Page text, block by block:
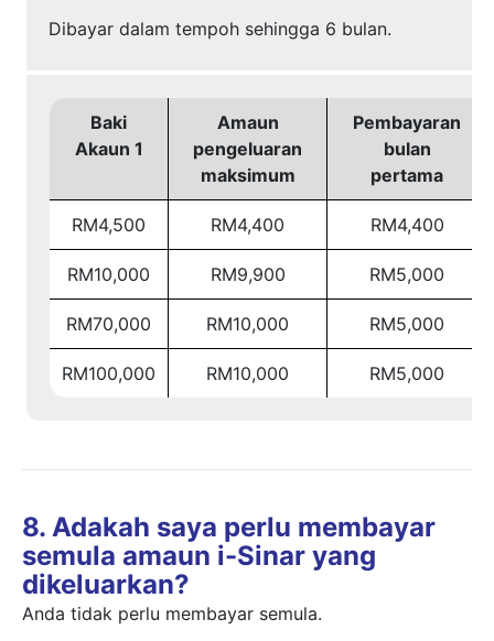
Dibayar dalam tempoh sehingga 6 bulan.
Baki
Akaun 1
Amaun
pengeluaran
maksimum
Pembayaran
bulan
pertama
RM4,500 RM4,400 RM4,400
RM10,000 RM9,900 RM5,000
RM70,000 RM10,000 RM5,000
RM100,000 RM10,000 RM5,000
8. Adakah saya perlu membayar
semula amaun i-Sinar yang
dikeluarkan?
Anda tidak perlu membayar semula.